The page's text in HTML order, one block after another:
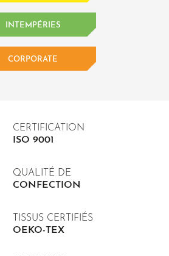
INTEMPÉRIES
CORPORATE
CERTIFICATION
ISO 9001
QUALITÉ DE
CONFECTION
TISSUS CERTIFIÉS
OEKO-TEX